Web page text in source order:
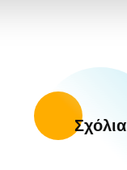
Σχόλια